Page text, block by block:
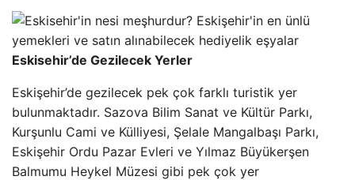
Eskisehir’de Gezilecek Yerler
Eskişehir’de gezilecek pek çok farklı turistik yer
bulunmaktadır. Sazova Bilim Sanat ve Kültür Parkı,
Kurşunlu Cami ve Külliyesi, Şelale Mangalbaşı Parkı,
Eskişehir Ordu Pazar Evleri ve Yılmaz Büyükerşen
Balmumu Heykel Müzesi gibi pek çok yer